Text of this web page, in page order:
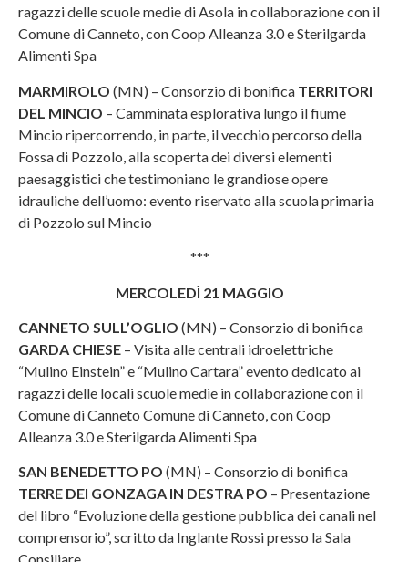
ragazzi delle scuole medie di Asola in collaborazione con il
Comune di Canneto, con Coop Alleanza 3.0 e Sterilgarda
Alimenti Spa
MARMIROLO (MN) – Consorzio di bonifica TERRITORI
DEL MINCIO – Camminata esplorativa lungo il fiume
Mincio ripercorrendo, in parte, il vecchio percorso della
Fossa di Pozzolo, alla scoperta dei diversi elementi
paesaggistici che testimoniano le grandiose opere
idrauliche dell’uomo: evento riservato alla scuola primaria
di Pozzolo sul Mincio
***
MERCOLEDÌ 21 MAGGIO
CANNETO SULL’OGLIO (MN) – Consorzio di bonifica
GARDA CHIESE – Visita alle centrali idroelettriche
“Mulino Einstein” e “Mulino Cartara” evento dedicato ai
ragazzi delle locali scuole medie in collaborazione con il
Comune di Canneto Comune di Canneto, con Coop
Alleanza 3.0 e Sterilgarda Alimenti Spa
SAN BENEDETTO PO (MN) – Consorzio di bonifica
TERRE DEI GONZAGA IN DESTRA PO – Presentazione
del libro “Evoluzione della gestione pubblica dei canali nel
comprensorio”, scritto da Inglante Rossi presso la Sala